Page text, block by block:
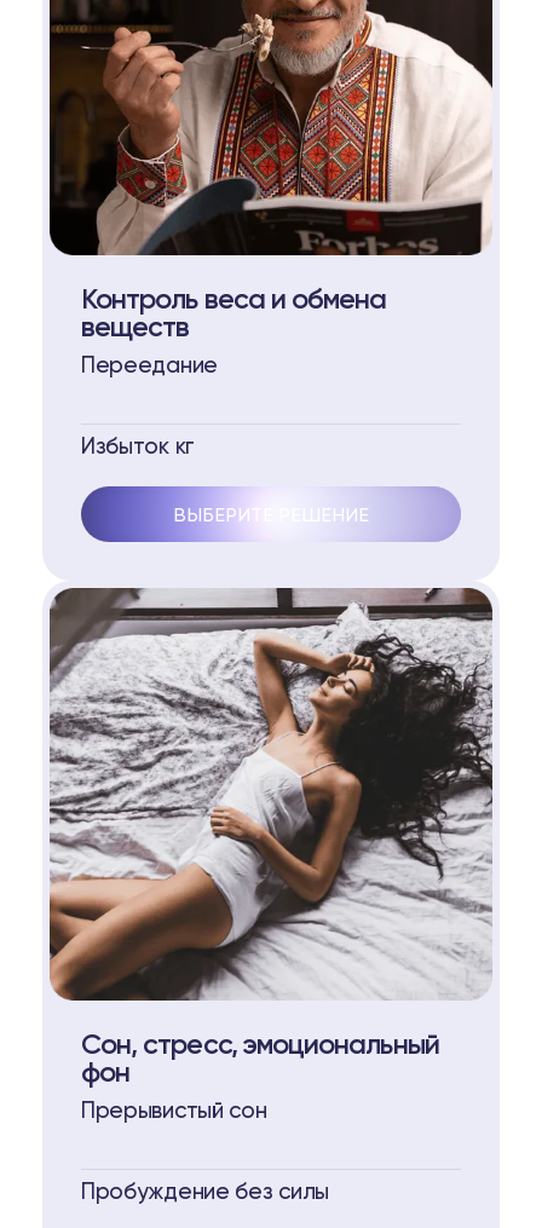
Контроль веса и обмена
веществ
Переедание
Избыток кг
ВЫБЕРИТЕ РЕШЕНИЕ
Сон, стресс, эмоциональный
фон
Прерывистый сон
Пробуждение без силы